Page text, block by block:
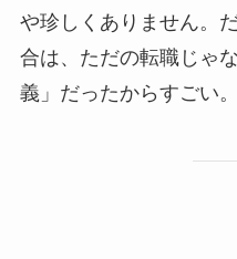
や珍しくありません。
合は、ただの転職じゃ
義」だったからすごい。